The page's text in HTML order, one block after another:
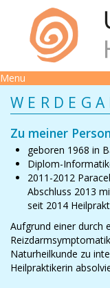
Menu
Zu meiner Person
geboren 1968 in
Diplom-
2011-2012
Abschluss 2013
seit 2014
Aufgrund einer durch
Naturheilkunde zu
Heilpraktikerin